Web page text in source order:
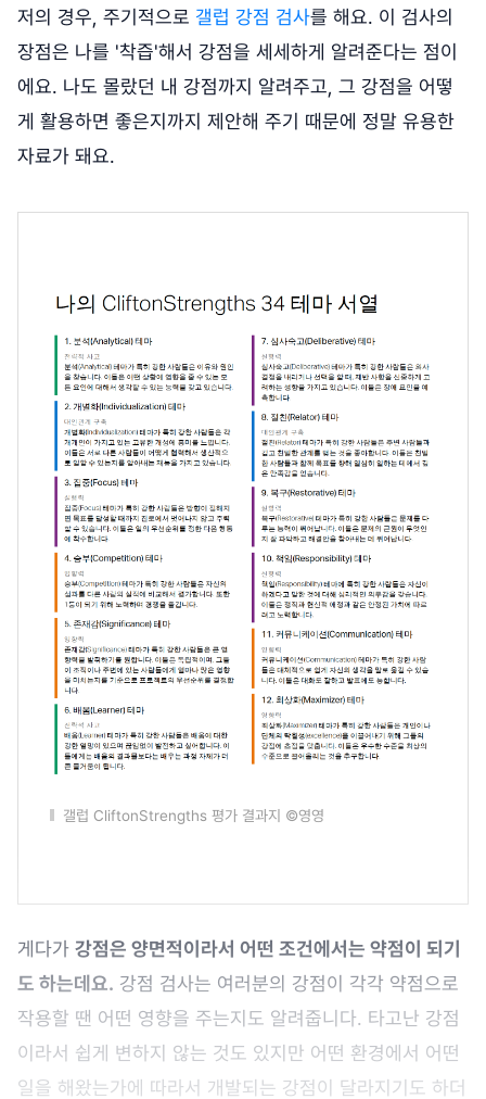
저의 경우, 주기적으로 갤럽 강점 검사를 해요. 이 검사의
장점은 나를 '착즙'해서 강점을 세세하게 알려준다는 점이
에요. 나도 몰랐던 내 강점까지 알려주고, 그 강점을 어떻
게 활용하면 좋은지까지 제안해 주기 때문에 정말 유용한
자료가 돼요.
갤럽 CliftonStrengths 평가 결과지 ©영영
게다가 강점은 양면적이라서 어떤 조건에서는 약점이 되기
도 하는데요. 강점 검사는 여러분의 강점이 각각 약점으로
작용할 땐 어떤 영향을 주는지도 알려줍니다. 타고난 강점
이라서 쉽게 변하지 않는 것도 있지만 어떤 환경에서 어떤
일을 해왔는가에 따라서 개발되는 강점이 달라지기도 하더